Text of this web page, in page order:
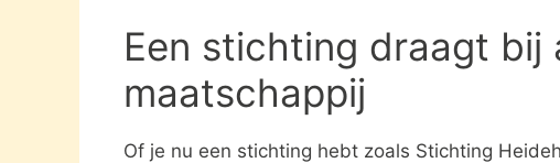
Een stichting draagt bij
maatschappij
Of je nu een stichting hebt zoals Stichting